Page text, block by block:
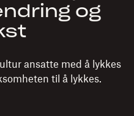
og
ansatte med å lykkes
til å lykkes.